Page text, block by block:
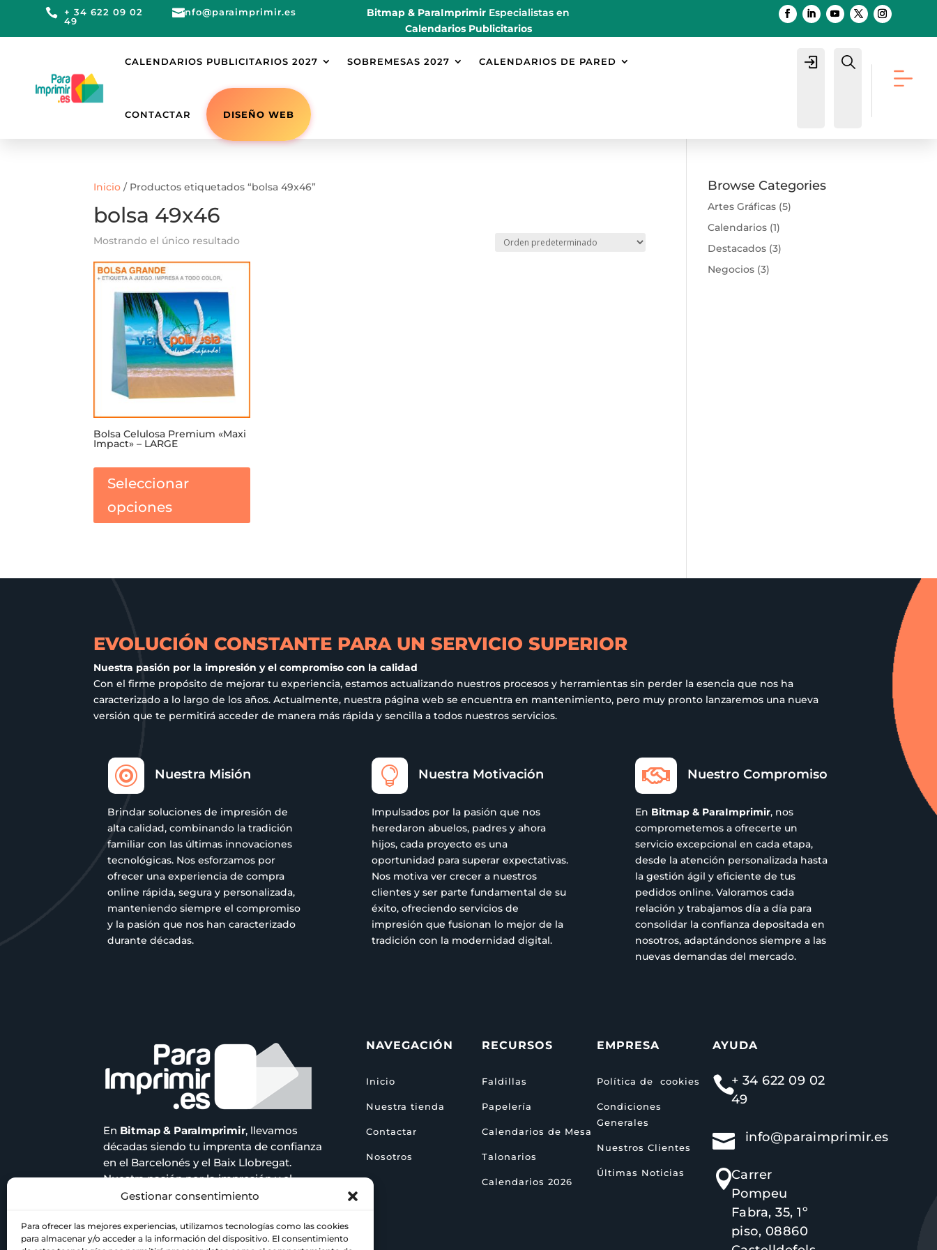
Gestionar consentimiento
Para ofrecer las mejores experiencias, utilizamos tecnologías como las cookies
para almacenar y/o acceder a la información del dispositivo. El consentimiento
 + 34 622 09 02
49
info@paraimprimir.es Bitmap & ParaImprimir Especialistas en
Calendarios Publicitarios
CALENDARIOS PUBLICITARIOS 2027 SOBREMESAS 2027 CALENDARIOS DE PARED
CONTACTAR DISEÑO WEB
Login Buscar
Inicio / Productos etiquetados “bolsa 49x46”
bolsa 49x46
Mostrando el único resultado
Bolsa Celulosa Premium «Maxi
Impact» – LARGE
Seleccionar
opciones
variantes.
la
página
de
producto
Browse Categories
Artes Gráficas (5)
Calendarios (1)
Destacados (3)
Negocios (3)
EVOLUCIÓN CONSTANTE PARA UN SERVICIO SUPERIOR
Nuestra pasión por la impresión y el compromiso con la calidad
Con el firme propósito de mejorar tu experiencia, estamos actualizando nuestros procesos y herramientas sin perder la esencia que nos ha
caracterizado a lo largo de los años. Actualmente, nuestra página web se encuentra en mantenimiento, pero muy pronto lanzaremos una nueva
versión que te permitirá acceder de manera más rápida y sencilla a todos nuestros servicios.
 Nuestra Misión
Brindar soluciones de impresión de
alta calidad, combinando la tradición
familiar con las últimas innovaciones
tecnológicas. Nos esforzamos por
ofrecer una experiencia de compra
online rápida, segura y personalizada,
manteniendo siempre el compromiso
y la pasión que nos han caracterizado
durante décadas.
 Nuestra Motivación
Impulsados por la pasión que nos
heredaron abuelos, padres y ahora
hijos, cada proyecto es una
oportunidad para superar expectativas.
Nos motiva ver crecer a nuestros
clientes y ser parte fundamental de su
éxito, ofreciendo servicios de
impresión que fusionan lo mejor de la
tradición con la modernidad digital.
 Nuestro Compromiso
En Bitmap & ParaImprimir, nos
comprometemos a ofrecerte un
servicio excepcional en cada etapa,
desde la atención personalizada hasta
la gestión ágil y eficiente de tus
pedidos online. Valoramos cada
relación y trabajamos día a día para
consolidar la confianza depositada en
nosotros, adaptándonos siempre a las
nuevas demandas del mercado.
En Bitmap & ParaImprimir, llevamos
décadas siendo tu imprenta de confianza
en el Barcelonés y el Baix Llobregat.
Nuestra pasión por la impresión y el
compromiso con la calidad nos han
NAVEGACIÓN
Inicio
Nuestra tienda
Contactar
Nosotros
RECURSOS
Faldillas
Papelería
Calendarios de Mesa
Talonarios
Calendarios 2026
EMPRESA
Política de cookies
Condiciones
Generales
Nuestros Clientes
Últimas Noticias
AYUDA
+ 34 622 09 02
49
 info@paraimprimir.es
Carrer
Pompeu
Fabra, 35, 1º
piso, 08860